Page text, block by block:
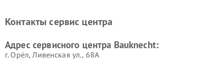
Контакты сервис центра
Адрес сервисного центра Bauknecht:
г. Орёл, Ливенская ул., 68А